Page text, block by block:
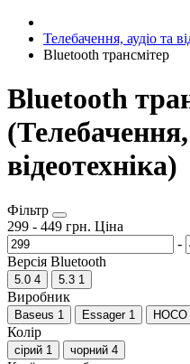
Телебачення, аудіо та
Bluetooth трансмітер
Bluetooth
(Телебачення,
відеотехніка)
Фільтр
299 - 449 грн. Ціна
-
Версія Bluetooth
5.0 4 5.3 1
Виробник
Baseus 1 Essager 1 HOCO
Колір
сірий 1 чорний 4